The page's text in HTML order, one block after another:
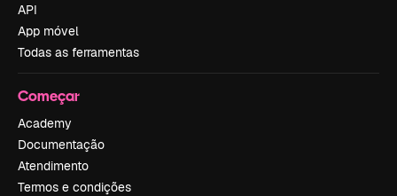
API
App móvel
Todas as ferramentas
Começar
Academy
Documentação
Atendimento
Termos e condições